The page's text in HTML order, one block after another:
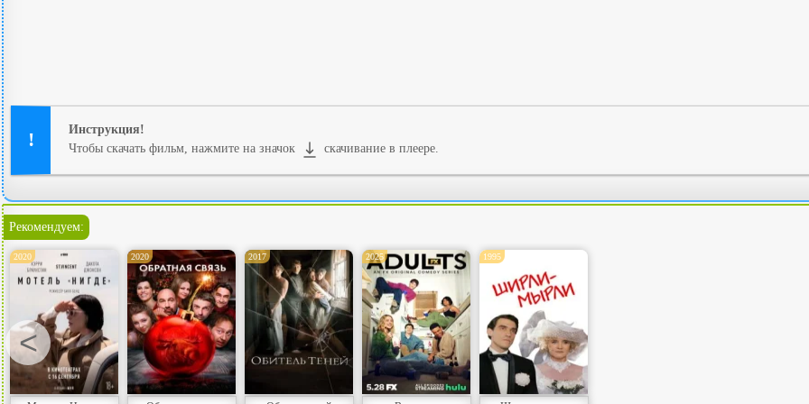
Инструкция!
Чтобы скачать фильм, нажмите на значок
скачивание в плеере.
Рекомендуем:
2020 2020 2017 2025 1995
<